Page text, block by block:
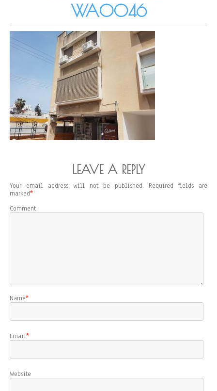
WA0046
LEAVE A REPLY
Your email address will not be published. Required fields are
marked*
Comment
Name*
Email*
Website